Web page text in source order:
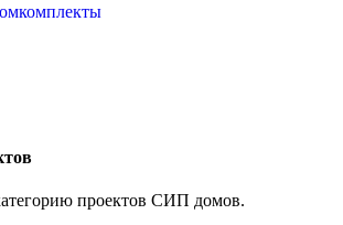
проектов СИП домов.